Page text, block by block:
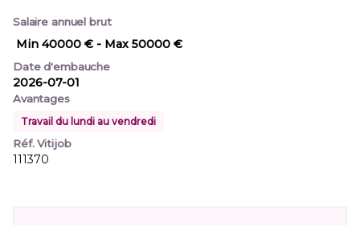
Salaire annuel brut
Min 40000 € - Max 50000 €
Date d'embauche
2026-07-01
Avantages
Travail du lundi au vendredi
Réf. Vitijob
111370